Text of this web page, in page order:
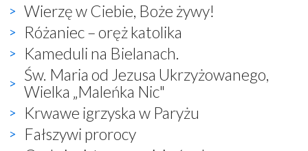
Wierzę w Ciebie, Boże żywy!
Różaniec – oręż katolika
Kameduli na Bielanach.
Św. Maria od Jezusa Ukrzyżowanego,
Wielka „Maleńka Nic"
Krwawe igrzyska w Paryżu
Fałszywi prorocy